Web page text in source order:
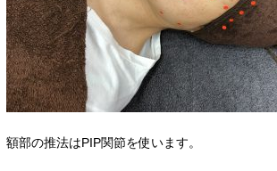
額部の推法はPIP関節を使います。